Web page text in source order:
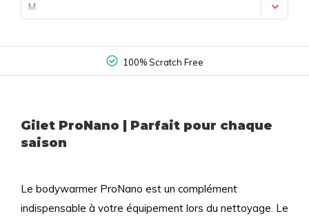
M
100% Scratch Free
Gilet ProNano | Parfait pour chaque
saison
Le bodywarmer ProNano est un complément
indispensable à votre équipement lors du nettoyage. Le